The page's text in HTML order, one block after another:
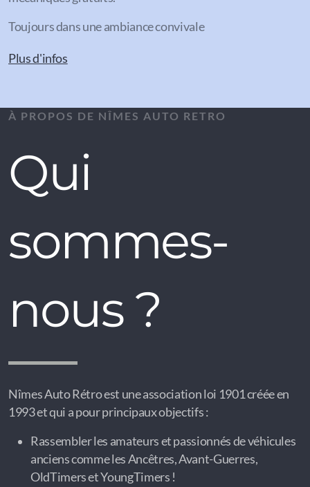
Toujours dans une ambiance convivale
Plus d'infos
À PROPOS DE NÎMES AUTO RETRO
Qui
sommes-
nous ?
Nîmes Auto Rétro est une association loi 1901 créée en
1993 et qui a pour principaux objectifs :
Rassembler les amateurs et passionnés de véhicules
anciens comme les Ancêtres, Avant-Guerres,
OldTimers et YoungTimers !